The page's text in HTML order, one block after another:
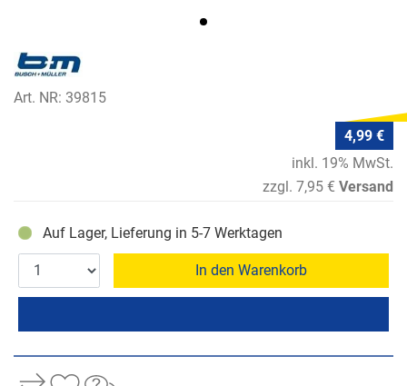
Art. NR: 39815
4,99 €
inkl. 19% MwSt.
zzgl. 7,95 € Versand
Auf Lager, Lieferung in 5-7 Werktagen
In den Warenkorb